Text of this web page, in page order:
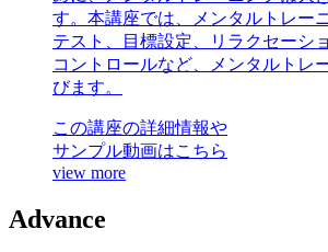
す。本講座では、メンタルトレー
テスト、目標設定、リラクセーシ
コントロールなど、メンタルトレ
びます。
この講座の詳細情報や
サンプル動画はこちら
view more
Advance